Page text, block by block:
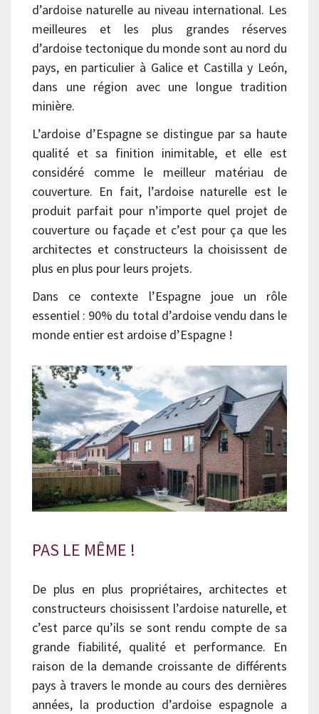
d’ardoise naturelle au niveau international. Les
meilleures et les plus grandes réserves
d’ardoise tectonique du monde sont au nord du
pays, en particulier à Galice et Castilla y León,
dans une région avec une longue tradition
minière.
L’ardoise d’Espagne se distingue par sa haute
qualité et sa finition inimitable, et elle est
considéré comme le meilleur matériau de
couverture. En fait, l’ardoise naturelle est le
produit parfait pour n’importe quel projet de
couverture ou façade et c’est pour ça que les
architectes et constructeurs la choisissent de
plus en plus pour leurs projets.
Dans ce contexte l’Espagne joue un rôle
essentiel : 90% du total d’ardoise vendu dans le
monde entier est ardoise d’Espagne !
PAS LE MÊME !
De plus en plus propriétaires, architectes et
constructeurs choisissent l’ardoise naturelle, et
c’est parce qu’ils se sont rendu compte de sa
grande fiabilité, qualité et performance. En
raison de la demande croissante de différents
pays à travers le monde au cours des dernières
années, la production d’ardoise espagnole a